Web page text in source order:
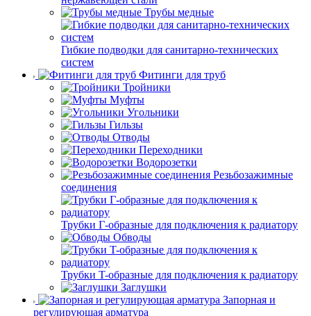
Трубы медные
Гибкие подводки для санитарно-технических
систем
Фитинги для труб
Тройники
Муфты
Угольники
Гильзы
Отводы
Переходники
Водорозетки
Резьбозажимные
соединения
Трубки Г-образные для подключения к радиатору
Обводы
Трубки T-образные для подключения к радиатору
Заглушки
Запорная и
регулирующая арматура